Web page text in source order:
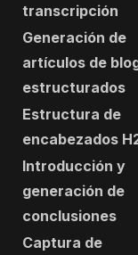
transcripción
Generación de
artículos de
estructurados
Estructura de
encabezados
Introducción y
generación de
conclusiones
Captura de